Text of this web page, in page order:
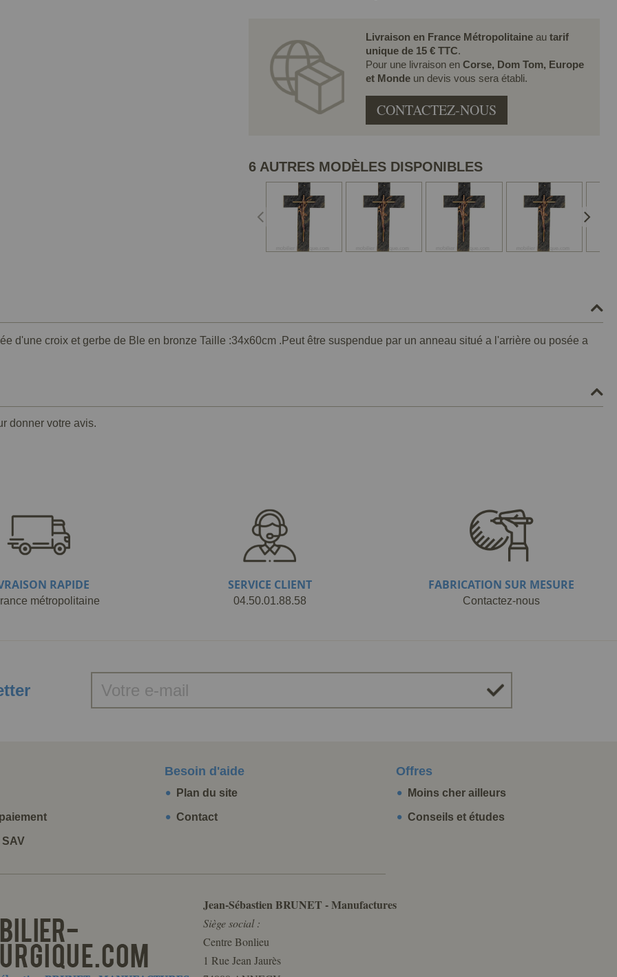
Livraison en France Métropolitaineau tarif
unique de 15 € TTC.
Pour une livraison en Corse, Dom Tom, Europe
et Monde un devis vous sera établi.
CONTACTEZ-NOUS
6 AUTRES MODÈLES DISPONIBLES
d'une croix et gerbe de Ble en bronze Taille :34x60cm .Peut être suspendue par un anneau situé a l'arrière ou posée a
donner votre avis.
RAPIDE
métropolitaine
SERVICE CLIENT
04.50.01.88.58
FABRICATION SUR MESURE
Contactez-nous
Besoin d'aide
Plan du site
Contact
Offres
Moins cher ailleurs
Conseils et études
Jean-Sébastien BRUNET - Manufactures
Siège social :
Centre Bonlieu
1 Rue Jean Jaurès